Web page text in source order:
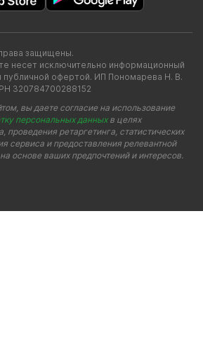
защищены.
несет исключительно информационный
публичной офертой. ИП Пономарева Н. В.
320784700288152
вы даете согласие на использование
персональных данныхв целях
проведения ретаргетинга, статистических
сервиса и предоставления релевантной
основе ваших предпочтений и интересов.